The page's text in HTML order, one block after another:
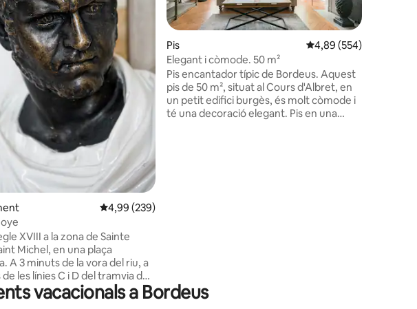
d'un total de 5; 1.449 avaluacions
4,99 de puntuació mitjana d'un total de 5; 239 avaluacions
4,99 (239)
XVIII a la zona de Sainte
Michel, en una plaça
A 3 minuts de la vora del riu, a
les línies C i D del tramvia de
Vistes a l'Hôtel de la
la torre de Saint Michel. 70 m²
Pis 4,89 de puntuació
4,89 (554)
Elegant i còmode. 50 m²
Pis encantador típic de Bordeus. Aquest
pis de 50 m², situat al Cours d'Albret, en
un petit edifici burgès, és molt còmode i
té una decoració elegant. Pis en una
vacacionals a Bordeus